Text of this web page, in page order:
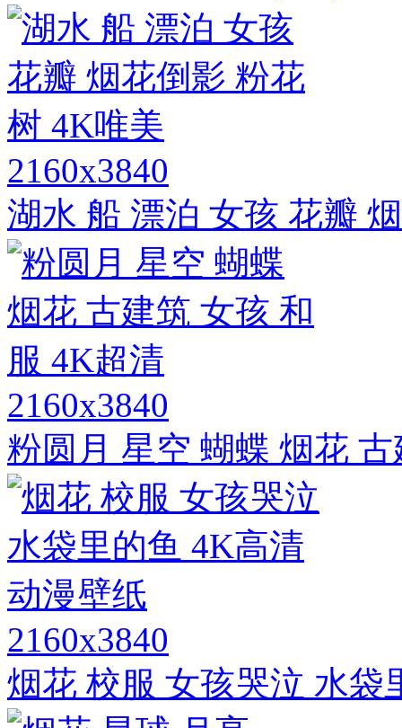
2160x3840
湖水 船 漂泊 女孩 花瓣
2160x3840
粉圆月 星空 蝴蝶 烟花
2160x3840
烟花 校服 女孩哭泣 水袋